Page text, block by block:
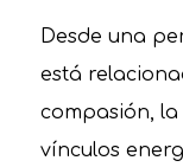
Desde una
está
compasión,
vínculos